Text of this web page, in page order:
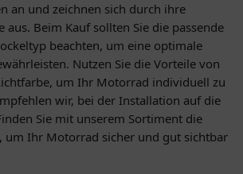
an und zeichnen sich durch ihre
aus. Beim Kauf sollten Sie die passende
beachten, um eine optimale
Nutzen Sie die Vorteile von
um Ihr Motorrad individuell zu
wir, bei der Installation auf die
Sie mit unserem Sortiment die
um Ihr Motorrad sicher und gut sichtbar